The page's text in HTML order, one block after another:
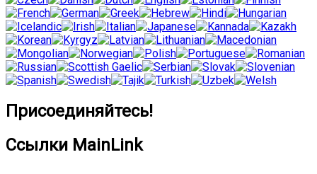
Присоединяйтесь!
Ссылки MainLink